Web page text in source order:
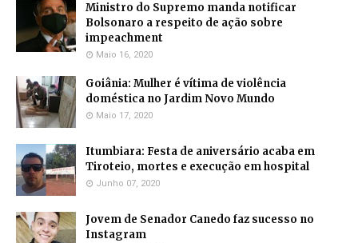
Ministro do Supremo manda notificar
Bolsonaro a respeito de ação sobre
impeachment
Maio 16, 2020
Goiânia: Mulher é vítima de violência
doméstica no Jardim Novo Mundo
Maio 17, 2020
Itumbiara: Festa de aniversário acaba em
Tiroteio, mortes e execução em hospital
Junho 07, 2020
Jovem de Senador Canedo faz sucesso no
Instagram